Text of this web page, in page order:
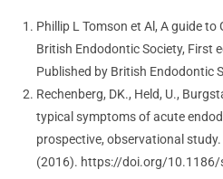
Phillip L Tomson et Al, A guide
British Endodontic Society, First
Published by British Endodontic
Rechenberg, DK., Held, U.,
typical symptoms of acute
prospective, observational study.
(2016). https://doi.org/10.1186/